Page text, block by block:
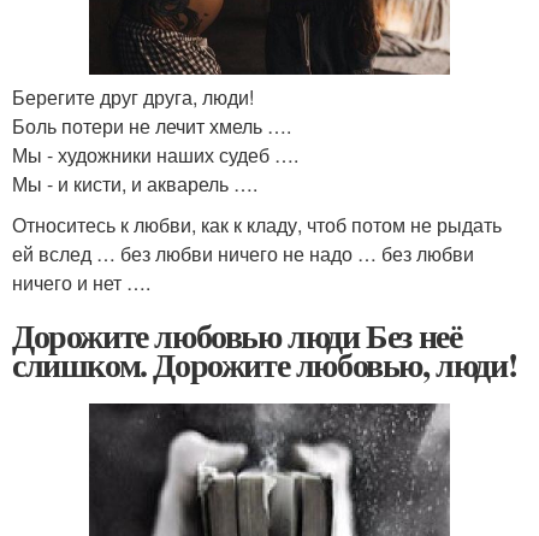
Берегите друг друга, люди!
Боль потери не лечит хмель ….
Мы - художники наших судеб ….
Мы - и кисти, и акварель ….
Относитесь к любви, как к кладу, чтоб потом не рыдать
ей вслед … без любви ничего не надо … без любви
ничего и нет ….
Дорожите любовью люди Без неё
слишком. Дорожите любовью, люди!